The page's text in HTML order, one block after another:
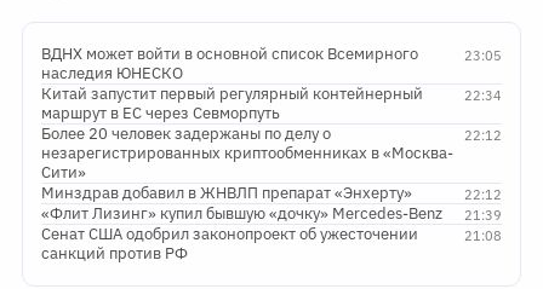
23:05
ВДНХ может войти в основной список Всемирного
наследия ЮНЕСКО
22:34
Китай запустит первый регулярный контейнерный
маршрут в ЕС через Севморпуть
22:12
Более 20 человек задержаны по делу о
незарегистрированных криптообменниках в «Москва-
Сити»
22:12
Минздрав добавил в ЖНВЛП препарат «Энхерту»
21:39
«Флит Лизинг» купил бывшую «дочку» Mercedes-Benz
21:08
Сенат США одобрил законопроект об ужесточении
санкций против РФ